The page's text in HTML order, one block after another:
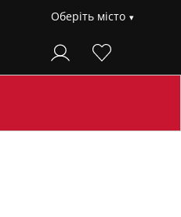
Оберіть місто